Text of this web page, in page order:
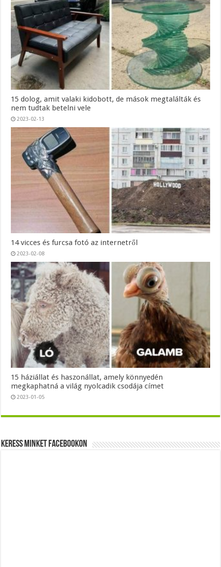
15 dolog, amit valaki kidobott, de mások megtalálták és
nem tudtak betelni vele
2023-02-13
14 vicces és furcsa fotó az internetről
2023-02-08
15 háziállat és haszonállat, amely könnyedén
megkaphatná a világ nyolcadik csodája címet
2023-01-05
Keress minket Facebookon